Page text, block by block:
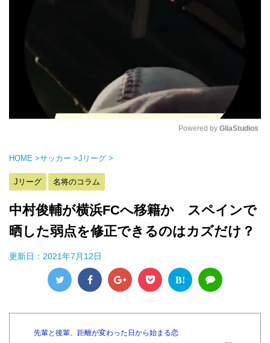
Powered by GliaStudios
HOME >サッカー >Jリーグ >
Jリーグ 名将のコラム
中村俊輔が横浜FCへ移籍か スペインで
晒した弱点を修正できるのはカズだけ？
更新日： 2021年7月12日
B!
先輩と後輩、距離が変わった日から始まる恋